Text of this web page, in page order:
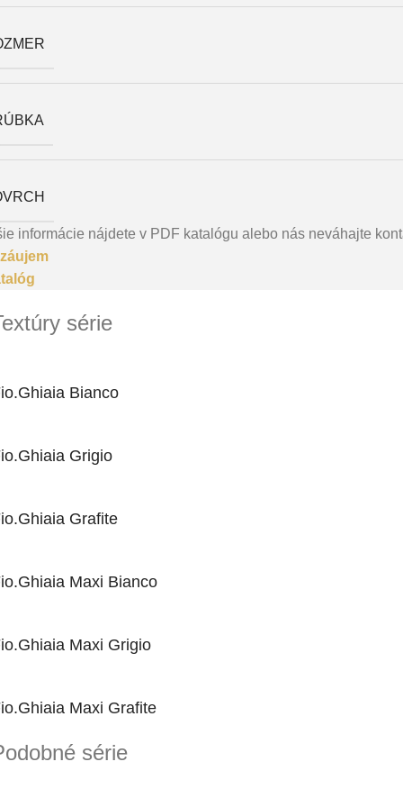
informácie nájdete v PDF katalógu alebo nás neváhajte
série
Bianco
Grigio
Grafite
Maxi Bianco
Maxi Grigio
Maxi Grafite
série